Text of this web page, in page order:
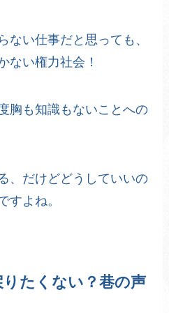
ない仕事だと思っても、
ない権力社会！
胸も知識もないことへの
、だけどどうしていいの
すよね。
たくない？巷の声